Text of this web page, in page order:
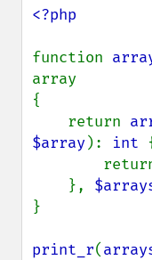
<?php
function
array
{
    return
$array): int
    },
}
print_r(